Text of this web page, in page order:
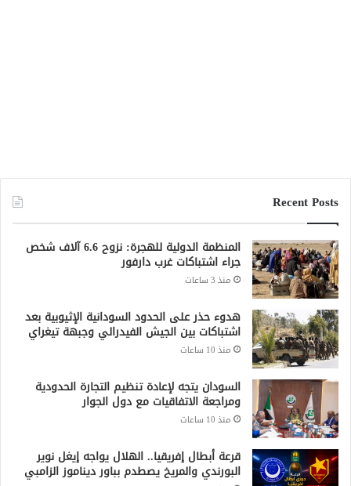
البورندي والمريخ يصطدم بباور ديناموز الزامبي
بولوالو الإثيوبي وأهلي مدني في مواجهة
توسكر الكيني
منذ 11 ساعة
جميع الحقوق محفوظة لشبكة صقر الجديان الإخبارية 2021